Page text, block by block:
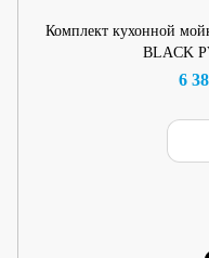
Комплект кухонной
BLACK
6